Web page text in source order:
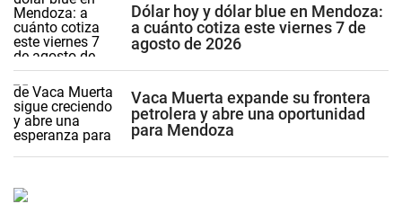
Dólar hoy y dólar blue en Mendoza:
a cuánto cotiza este viernes 7 de
agosto de 2026
Vaca Muerta expande su frontera
petrolera y abre una oportunidad
para Mendoza